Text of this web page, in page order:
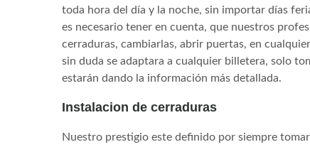
toda hora del día y la noche, sin importar días
es necesario tener en cuenta, que nuestros
cerraduras, cambiarlas, abrir puertas, en
sin duda se adaptara a cualquier billetera, solo
estarán dando la información más detallada.
Instalacion de cerraduras
Nuestro prestigio este definido por siempre